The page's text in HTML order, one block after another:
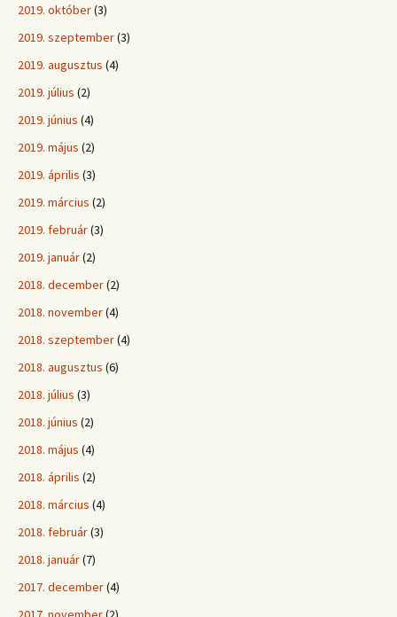
2019. október(3)
2019. szeptember(3)
2019. augusztus (4)
2019. július (2)
2019. június (4)
2019. május (2)
2019. április (3)
2019. március (2)
2019. február(3)
2019. január(2)
2018. december(2)
2018. november(4)
2018. szeptember(4)
2018. augusztus (6)
2018. július (3)
2018. június (2)
2018. május (4)
2018. április (2)
2018. március (4)
2018. február(3)
2018. január(7)
2017. december(4)